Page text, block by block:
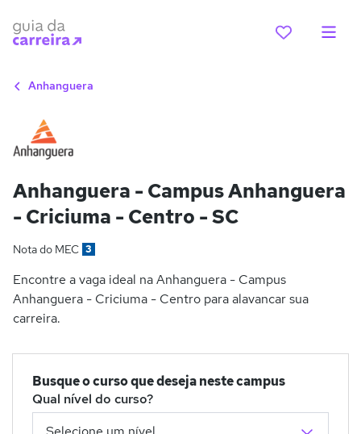
Anhanguera
Anhanguera - Campus Anhanguera
- Criciuma - Centro - SC
Nota do MEC 3
Encontre a vaga ideal na Anhanguera - Campus
Anhanguera - Criciuma - Centro para alavancar sua
carreira.
Busque o curso que deseja neste campus
Qual nível do curso?